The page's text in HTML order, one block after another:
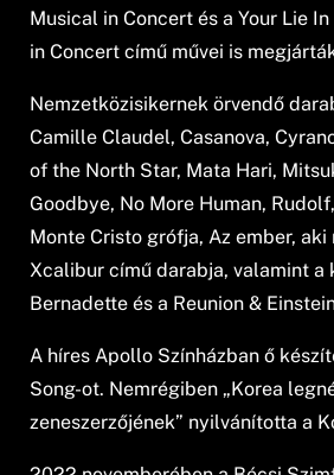
Musical in Concert és a Your Lie
in Concert című művei is
Nemzetközisikernek örvendő
Camille Claudel, Casanova,
of the North Star, Mata Hari,
Goodbye, No More Human,
Monte Cristo grófja, Az ember, aki
Xcalibur című darabja, valamint a
Bernadette és a Reunion &
A híres Apollo Színházban ő
Song-ot. Nemrégiben „Korea
zeneszerzőjének” nyilvánította a